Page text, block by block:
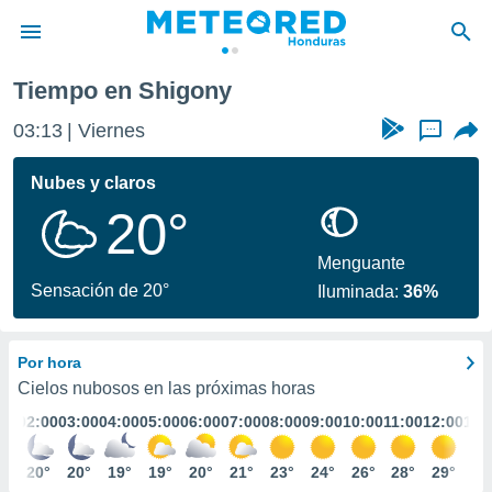
de
ha sido
calidad.
a este
las
y
digital
basada
Tiempo en Shigony
03:13 Viernes ...
Nubes y claros
20°
Sensación de 20°
Menguante
Iluminada:36%
Por hora
Cielos nubosos en las próximas horas
02:00
20°
03:00
20°
04:00
19°
05:00
19°
06:00
20°
07:00
21°
08:00
23°
09:00
24°
10:00
26°
11:00
28°
12:00
29°